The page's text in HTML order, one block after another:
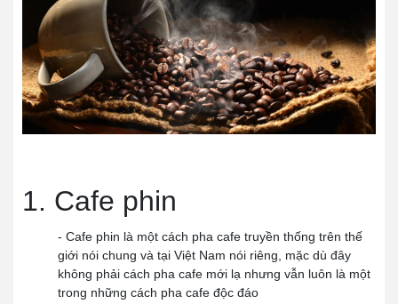
1. Cafe phin
- Cafe phin là một cách pha cafe truyền thống trên thế
giới nói chung và tại Việt Nam nói riêng, mặc dù đây
không phải cách pha cafe mới lạ nhưng vẫn luôn là một
trong những cách pha cafe độc đáo